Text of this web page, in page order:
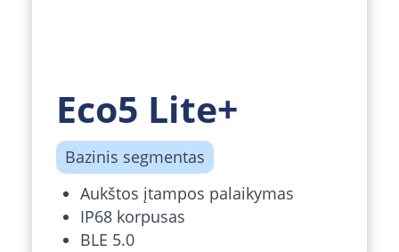
Eco5 Lite+
Bazinis segmentas
Aukštos įtampos palaikymas
IP68 korpusas
BLE 5.0